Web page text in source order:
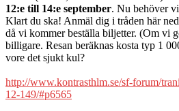
12:e till 14:e september. Nu behöver
Klart du ska! Anmäl dig i tråden här
då vi kommer beställa biljetter. (Om vi
billigare. Resan beräknas kosta typ 1
vore det sjukt kul?
http://www.kontrasthlm.se/sf-forum/
12-149/#p6565